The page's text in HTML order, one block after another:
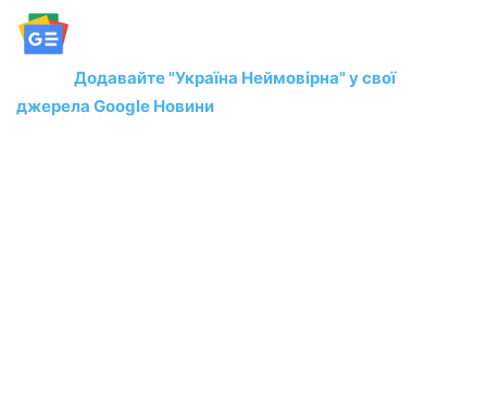
Додавайте "Україна Неймовірна" у свої
джерела Google Новини